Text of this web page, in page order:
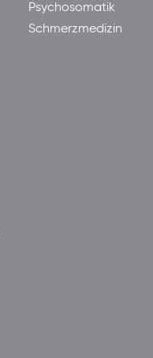
Psychosomatik
Schmerzmedizin